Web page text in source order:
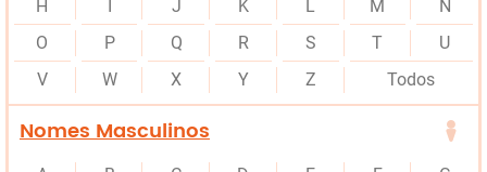
H
I J K L M
N
O
P Q R S T
U
V
W X Y Z Todos
Nomes Masculinos